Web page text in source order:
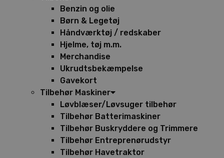
Benzin og olie
Børn & Legetøj
Håndværktøj / redskaber
Hjelme, tøj m.m.
Merchandise
Ukrudtsbekæmpelse
Gavekort
Tilbehør Maskiner
Løvblæser/Løvsuger tilbehør
Tilbehør Batterimaskiner
Tilbehør Buskryddere og Trimmere
Tilbehør Entreprenørudstyr
Tilbehør Havetraktor